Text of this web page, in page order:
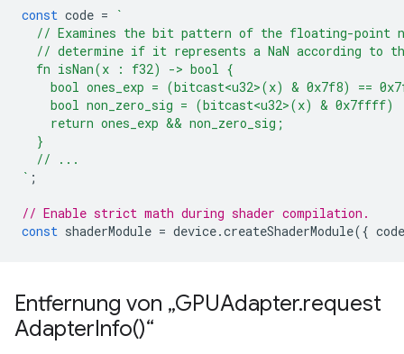
const code =
`
// Examines the bit pattern of the floating-point
// determine if it represents a NaN according to
  fn isNan(x : f32) -> bool {
bool ones_exp = (bitcast<u32>(x) & 0x7f8) ==
bool non_zero_sig = (bitcast<u32>(x) & 0x7ffff)
    return ones_exp && non_zero_sig;
  }
  // ...
` ;
// Enable strict math during shader compilation.
const shaderModule = device.createShaderModule({ code
Entfernung von „GPUAdapter.request
AdapterInfo()“